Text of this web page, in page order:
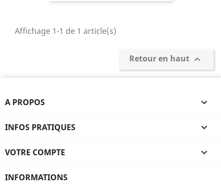
Affichage 1-1 de 1 article(s)
Retour en haut 
A PROPOS 
INFOS PRATIQUES 
VOTRE COMPTE 
INFORMATIONS